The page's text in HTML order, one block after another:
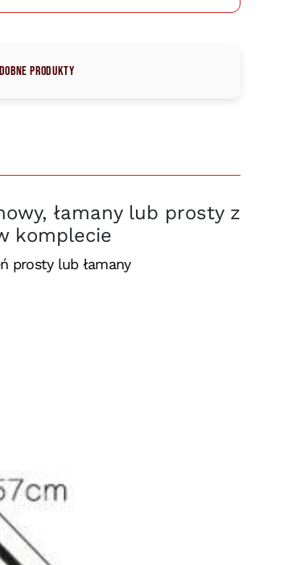
produkty
łamany lub prosty z
komplecie
prosty lub łamany